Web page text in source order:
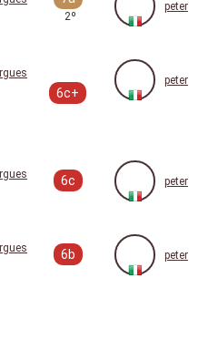
2º
peter
6c+
peter
6c peter
6b peter